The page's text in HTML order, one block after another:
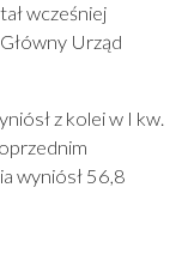
wcześniej
Urząd
z kolei w I kw.
wyniósł 56,8